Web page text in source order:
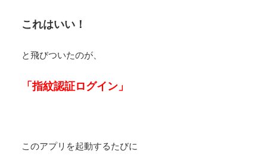
これはいい！
と飛びついたのが、
「指紋認証ログイン」
このアプリを起動するたびに